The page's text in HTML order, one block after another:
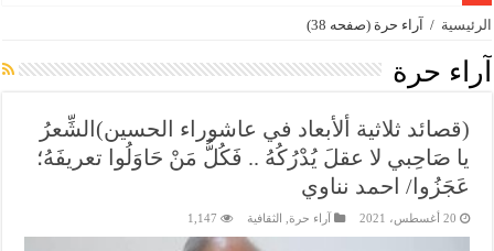
الرئيسية / آراء حرة (صفحه 38)
آراء حرة
(قصائد ثلاثية ألأبعاد في عاشوراء الحسين)الشِّعرُ
يا صَاحِبي لا عقلَ يُدْرُكُهُ .. فَكُلُّ مَنْ حَاوَلُوا تعريفَهُ؛
عَجَزُوا/ احمد نناوي
20 أغسطس، 2021 آراء حرة الثقافية 1,147